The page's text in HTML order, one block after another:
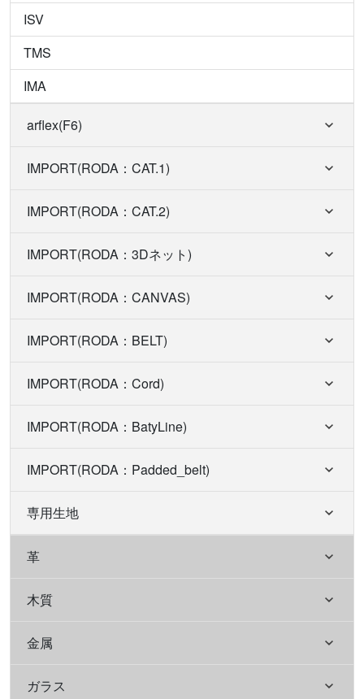
ISV
TMS
IMA
arflex(F6)
IMPORT(RODA：CAT.1)
IMPORT(RODA：CAT.2)
IMPORT(RODA：3Dネット)
IMPORT(RODA：CANVAS)
IMPORT(RODA：BELT)
IMPORT(RODA：Cord)
IMPORT(RODA：BatyLine)
IMPORT(RODA：Padded_belt)
専用生地
革
木質
金属
ガラス